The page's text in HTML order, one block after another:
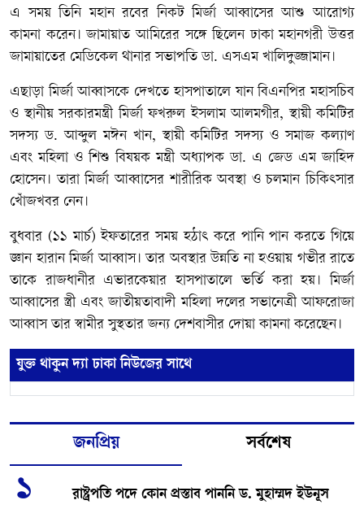
এ সময় তিনি মহান রবের নিকট মির্জা আব্বাসের আশু আরোগ্য
কামনা করেন। জামায়াত আমিরের সঙ্গে ছিলেন ঢাকা মহানগরী উত্তর
জামায়াতের মেডিকেল থানার সভাপতি ডা. এসএম খালিদুজ্জামান।
এছাড়া মির্জা আব্বাসকে দেখতে হাসপাতালে যান বিএনপির মহাসচিব
ও স্থানীয় সরকারমন্ত্রী মির্জা ফখরুল ইসলাম আলমগীর, স্থায়ী কমিটির
সদস্য ড. আব্দুল মঈন খান, স্থায়ী কমিটির সদস্য ও সমাজ কল্যাণ
এবং মহিলা ও শিশু বিষয়ক মন্ত্রী অধ্যাপক ডা. এ জেড এম জাহিদ
হোসেন। তারা মির্জা আব্বাসের শারীরিক অবস্থা ও চলমান চিকিৎসার
খোঁজখবর নেন।
বুধবার (১১ মার্চ) ইফতারের সময় হঠাৎ করে পানি পান করতে গিয়ে
জ্ঞান হারান মির্জা আব্বাস। তার অবস্থার উন্নতি না হওয়ায় গভীর রাতে
তাকে রাজধানীর এভারকেয়ার হাসপাতালে ভর্তি করা হয়। মির্জা
আব্বাসের স্ত্রী এবং জাতীয়তাবাদী মহিলা দলের সভানেত্রী আফরোজা
আব্বাস তার স্বামীর সুস্থতার জন্য দেশবাসীর দোয়া কামনা করেছেন।
যুক্ত থাকুন দ্যা ঢাকা নিউজের সাথে
জনপ্রিয় সর্বশেষ
১ রাষ্ট্রপতি পদে কোন প্রস্তাব পাননি ড. মুহাম্মদ ইউনূস